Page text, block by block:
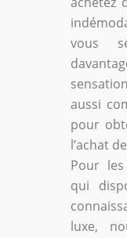
vous
aussi
pour
l’achat
Pour
qui
luxe,